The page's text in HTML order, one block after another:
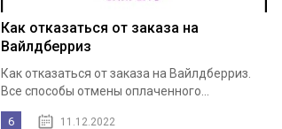
Как отказаться от заказа на
Вайлдберриз
Как отказаться от заказа на Вайлдберриз.
Все способы отмены оплаченного...
6 11.12.2022